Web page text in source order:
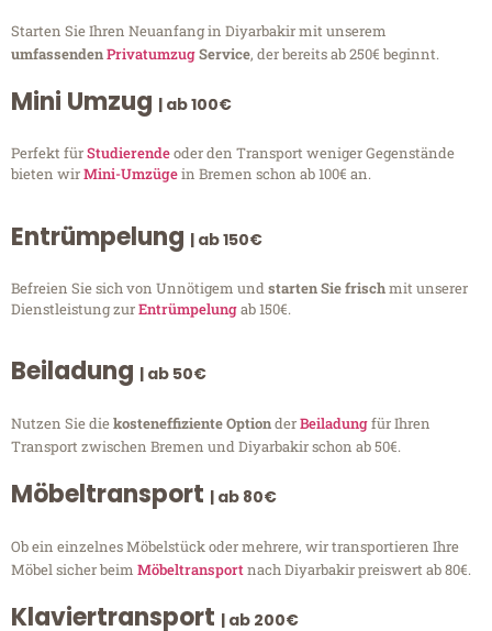
Starten Sie Ihren Neuanfang in Diyarbakir mit unserem
umfassendenPrivatumzugService, der bereits ab 250€ beginnt.
Mini Umzug | ab 100€
Perfekt fürStudierendeoder den Transport weniger Gegenstände
bieten wirMini-Umzügein Bremen schon ab 100€ an.
Entrümpelung | ab 150€
Befreien Sie sich von Unnötigem undstarten Sie frischmit unserer
Dienstleistung zurEntrümpelungab 150€.
Beiladung | ab 50€
Nutzen Sie diekosteneffiziente OptionderBeiladungfür Ihren
Transport zwischen Bremen und Diyarbakir schon ab 50€.
Möbeltransport | ab 80€
Ob ein einzelnes Möbelstück oder mehrere, wir transportieren Ihre
Möbel sicher beim Möbeltransportnach Diyarbakir preiswert ab 80€.
Klaviertransport | ab 200€